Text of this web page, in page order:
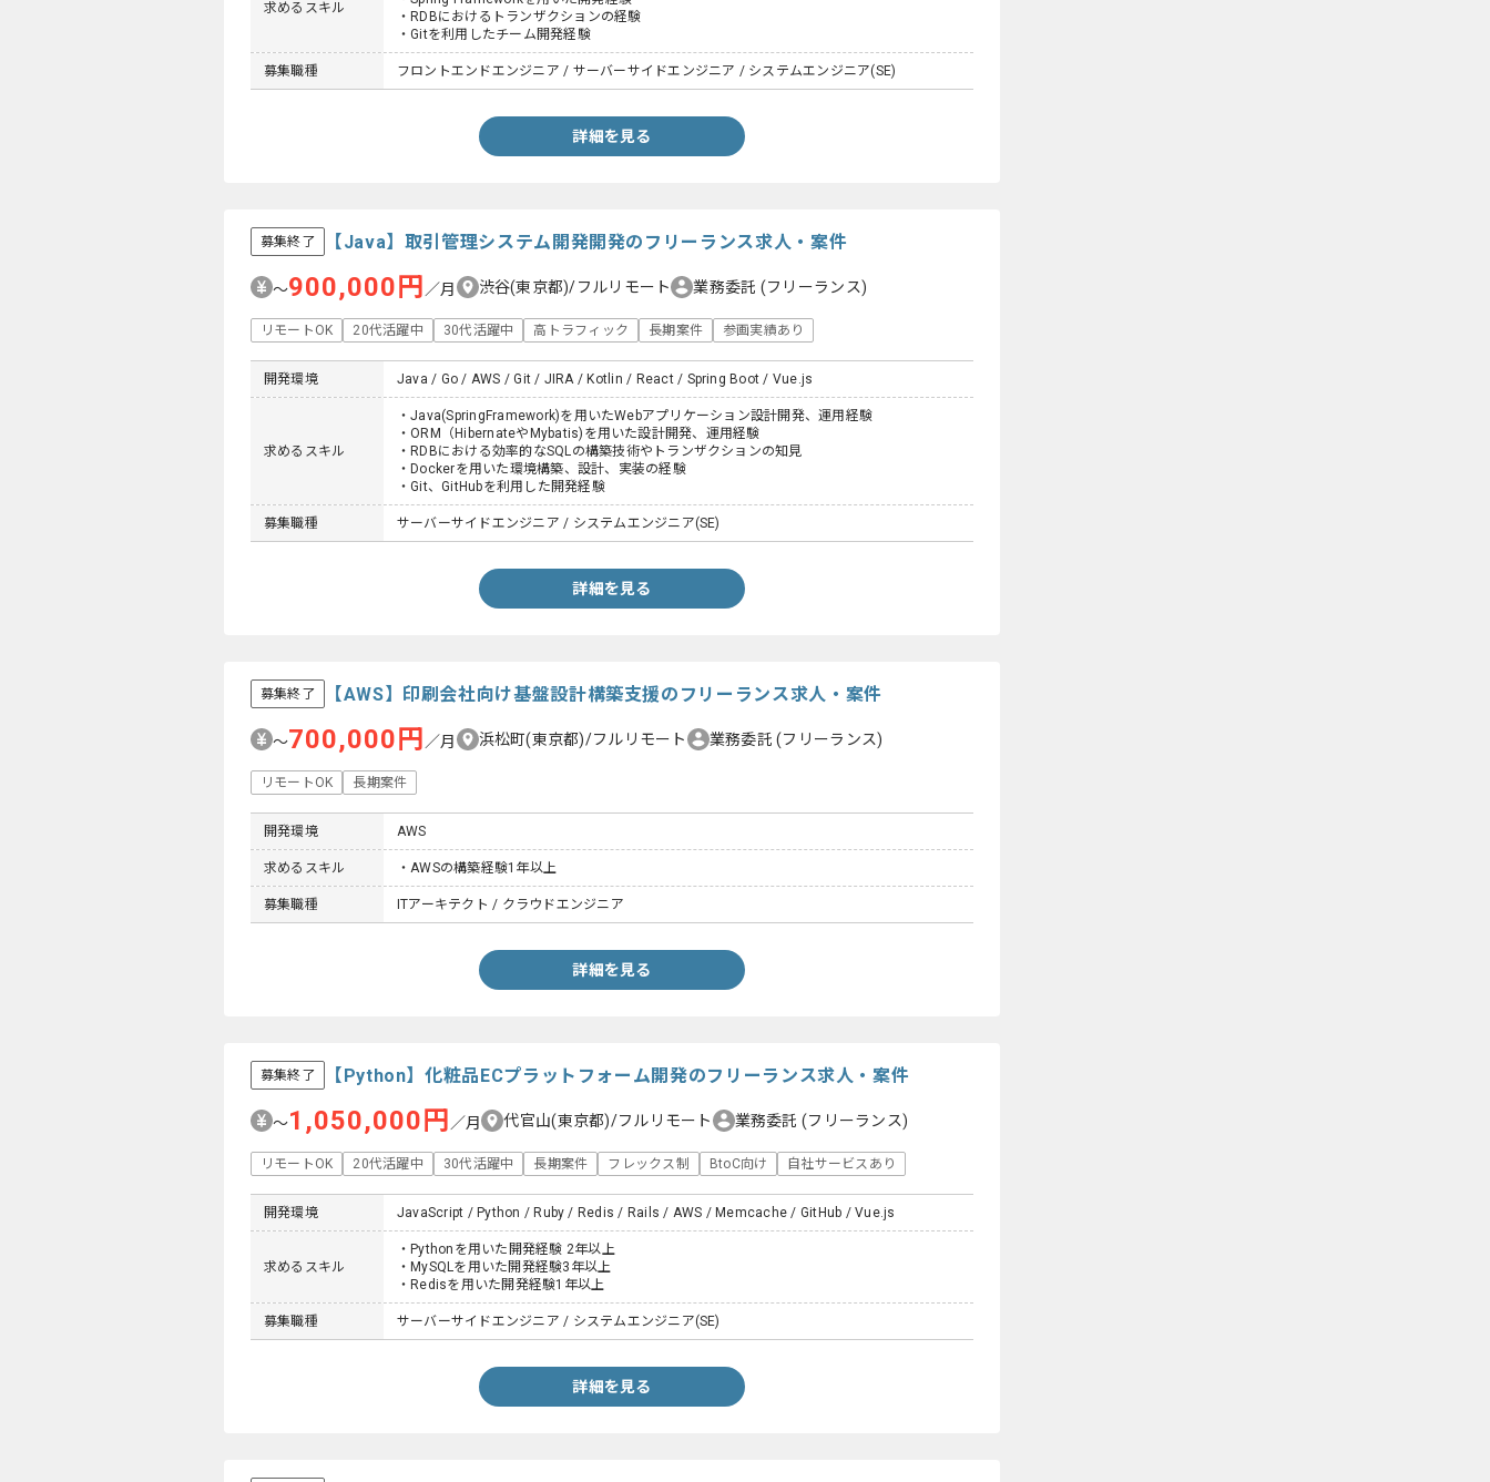
求めるスキル
・RDBにおけるトランザクションの経験
・Gitを利用したチーム開発経験
募集職種 フロントエンドエンジニア / サーバーサイドエンジニア / システムエンジニア(SE)
詳細を見る
募集終了 【Java】取引管理システム開発開発のフリーランス求人・案件
〜900,000円 ／月 渋谷(東京都)/フルリモート 業務委託 (フリーランス)
リモートOK 20代活躍中 30代活躍中 高トラフィック 長期案件 参画実績あり
開発環境 Java / Go / AWS / Git / JIRA / Kotlin / React / Spring Boot / Vue.js
求めるスキル
・Java(SpringFramework)を用いたWebアプリケーション設計開発、運用経験
・ORM（HibernateやMybatis)を用いた設計開発、運用経験
・RDBにおける効率的なSQLの構築技術やトランザクションの知見
・Dockerを用いた環境構築、設計、実装の経験
・Git、GitHubを利用した開発経験
募集職種 サーバーサイドエンジニア / システムエンジニア(SE)
詳細を見る
募集終了 【AWS】印刷会社向け基盤設計構築支援のフリーランス求人・案件
〜700,000円 ／月 浜松町(東京都)/フルリモート 業務委託(フリーランス)
リモートOK 長期案件
開発環境 AWS
求めるスキル ・AWSの構築経験1年以上
募集職種 ITアーキテクト / クラウドエンジニア
詳細を見る
募集終了 【Python】化粧品ECプラットフォーム開発のフリーランス求人・案件
〜1,050,000円 ／月 代官山(東京都)/フルリモート 業務委託(フリーランス)
リモートOK 20代活躍中 30代活躍中 長期案件 フレックス制 BtoC向け 自社サービスあり
開発環境 JavaScript / Python / Ruby / Redis / Rails / AWS / Memcache / GitHub / Vue.js
求めるスキル
・Pythonを用いた開発経験 2年以上
・MySQLを用いた開発経験3年以上
・Redisを用いた開発経験1年以上
募集職種 サーバーサイドエンジニア / システムエンジニア(SE)
詳細を見る